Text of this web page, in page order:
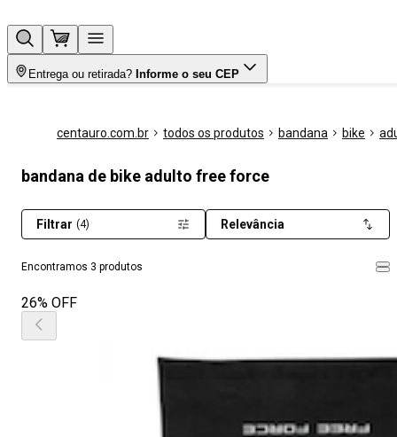
Entrega ou retirada? Informe o seu CEP
centauro.com.br todos os produtos bandana bike
bandana de bike adulto free force
Encontramos 3 produtos
Filtrar (4) Relevância
26% OFF